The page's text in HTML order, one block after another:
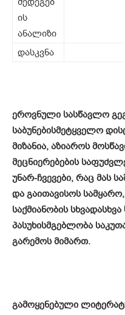
ის
ანალიზი
დასკვნა
ეროვნული სასწავლო
საბუნებისმეტყველო
მიზანია, აზიაროს
მეცნიერებების
უნარ-ჩვევები, რაც მას
და გაითავისოს
საქმიანობის
პასუხისმგებლობა
გარემოს მიმართ.
გამოყენებული